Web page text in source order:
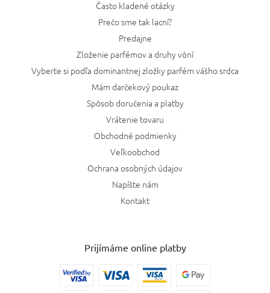
Často kladené otázky
Prečo sme tak lacní?
Predajne
Zloženie parfémov a druhy vôní
Vyberte si podľa dominantnej zložky parfém vášho srdca
Mám darčekový poukaz
Spôsob doručenia a platby
Vrátenie tovaru
Obchodné podmienky
Veľkoobchod
Ochrana osobných údajov
Napíšte nám
Kontakt
Prijímáme online platby